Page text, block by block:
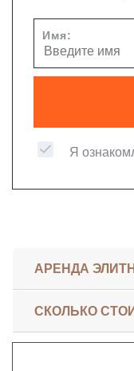
Имя:
Я
АРЕНДА
СКОЛЬКО